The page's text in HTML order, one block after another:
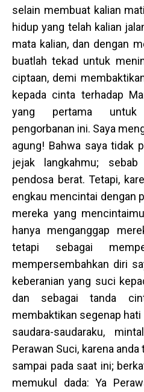
selain membuat kalian
hidup yang telah kalian
mata kalian, dan dengan
buatlah tekad untuk
ciptaan, demi
kepada cinta terhadap
yang pertama untuk
pengorbanan ini. Saya
agung! Bahwa saya tidak
jejak langkahmu;
pendosa berat. Tetapi,
engkau mencintai dengan
mereka yang
hanya menganggap
tetapi sebagai
mempersembahkan diri
keberanian yang suci
dan sebagai tanda
membaktikan segenap hati
saudara-saudaraku,
Perawan Suci, karena
sampai pada saat ini;
memukul dada: Ya